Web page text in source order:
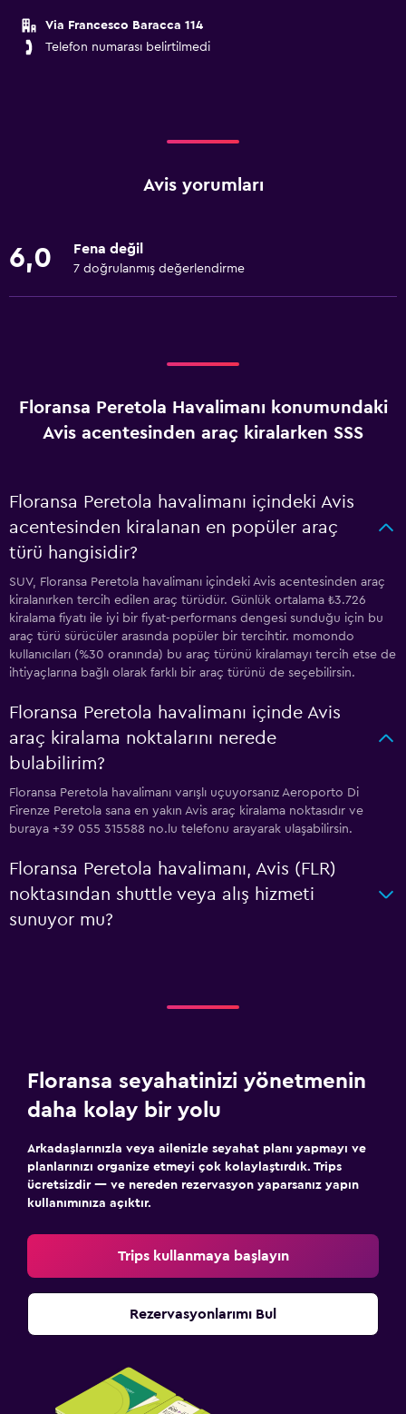
Via Francesco Baracca 114
Telefon numarası belirtilmedi
Avis yorumları
6,0 Fena değil
7 doğrulanmış değerlendirme
Floransa Peretola Havalimanı konumundaki
Avis acentesinden araç kiralarken SSS
Floransa Peretola havalimanı içindeki Avis
acentesinden kiralanan en popüler araç
türü hangisidir?
SUV, Floransa Peretola havalimanı içindeki Avis acentesinden araç
kiralanırken tercih edilen araç türüdür. Günlük ortalama ₺3.726
kiralama fiyatı ile iyi bir fiyat-performans dengesi sunduğu için bu
araç türü sürücüler arasında popüler bir tercihtir. momondo
kullanıcıları (%30 oranında) bu araç türünü kiralamayı tercih etse de
ihtiyaçlarına bağlı olarak farklı bir araç türünü de seçebilirsin.
Floransa Peretola havalimanı içinde Avis
araç kiralama noktalarını nerede
bulabilirim?
Floransa Peretola havalimanı varışlı uçuyorsanız Aeroporto Di
Firenze Peretola sana en yakın Avis araç kiralama noktasıdır ve
buraya +39 055 315588 no.lu telefonu arayarak ulaşabilirsin.
Floransa Peretola havalimanı, Avis (FLR)
noktasından shuttle veya alış hizmeti
sunuyor mu?
Floransa seyahatinizi yönetmenin
daha kolay bir yolu
Arkadaşlarınızla veya ailenizle seyahat planı yapmayı ve
planlarınızı organize etmeyi çok kolaylaştırdık. Trips
ücretsizdir — ve nereden rezervasyon yaparsanız yapın
kullanımınıza açıktır.
Trips kullanmaya başlayın
Rezervasyonlarımı Bul